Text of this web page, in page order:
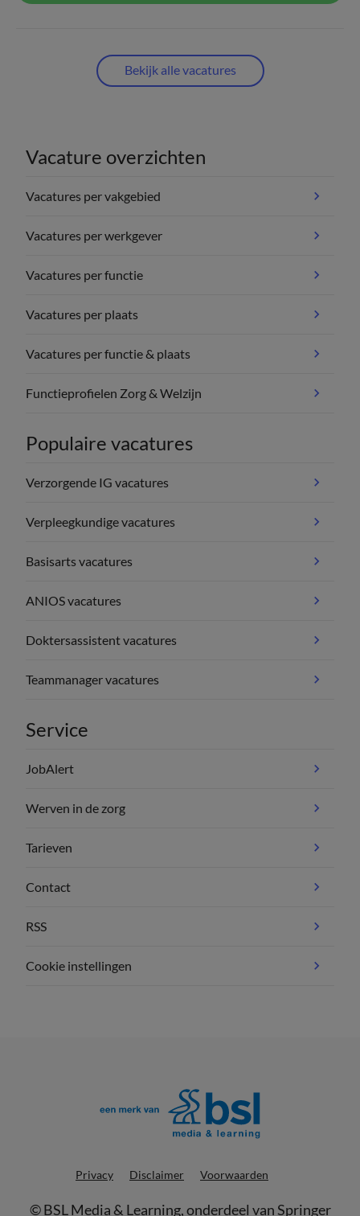
Bekijk alle vacatures
Vacature overzichten
Vacatures per vakgebied
Vacatures per werkgever
Vacatures per functie
Vacatures per plaats
Vacatures per functie & plaats
Functieprofielen Zorg & Welzijn
Populaire vacatures
Verzorgende IG vacatures
Verpleegkundige vacatures
Basisarts vacatures
ANIOS vacatures
Doktersassistent vacatures
Teammanager vacatures
Service
JobAlert
Werven in de zorg
Tarieven
Contact
RSS
Cookie instellingen
Privacy Disclaimer Voorwaarden
©BSL Media & Learning, onderdeel vanSpringer